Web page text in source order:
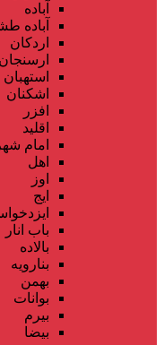
آباده
آباده
اردکان
ارسنجان
استهبان
اشکنان
افزر
اقلید
امام شهر
اهل
اوز
ایج
باب انار
بالاده
بنارویه
بهمن
بوانات
بیرم
بیضا